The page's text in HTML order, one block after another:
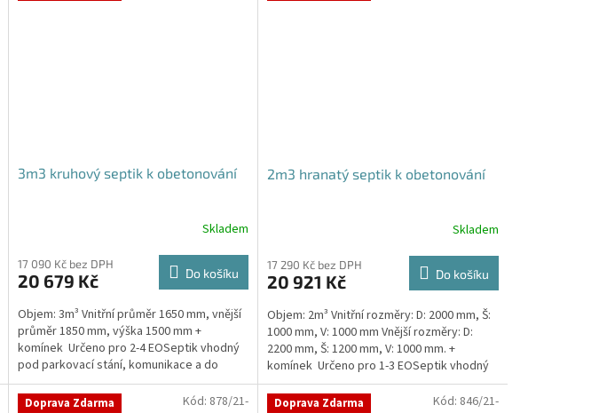
3m3 kruhový septik k obetonování
produktu
je
z
5
hvězdiček.
Skladem
17 090 Kč bez DPH
20 679 Kč Do košíku
Objem: 3m³ Vnitřní průměr 1650 mm, vnější
průměr 1850 mm, výška 1500 mm +
komínek Určeno pro 2-4 EOSeptik vhodný
pod parkovací stání, komunikace a do
jílovité...
2m3 hranatý septik k obetonování
produktu
je
z
5
hvězdiček.
Skladem
17 290 Kč bez DPH
20 921 Kč Do košíku
Objem: 2m³ Vnitřní rozměry: D: 2000 mm, Š:
1000 mm, V: 1000 mm Vnější rozměry: D:
2200 mm, Š: 1200 mm, V: 1000 mm. +
komínek Určeno pro 1-3 EOSeptik vhodný
pod parkovací...
Doprava Zdarma Kód: 878/21- Doprava Zdarma Kód: 846/21-